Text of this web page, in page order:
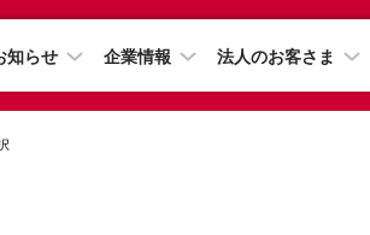
知らせ 企業情報 法人のお客さま